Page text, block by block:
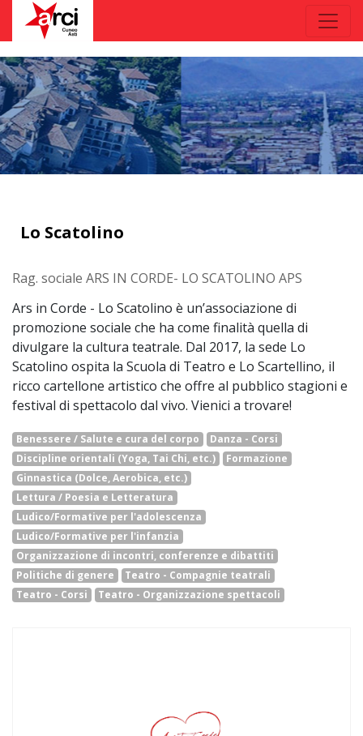
Lo Scatolino
Rag. sociale ARS IN CORDE- LO SCATOLINO APS
Ars in Corde - Lo Scatolino è un’associazione di
promozione sociale che ha come finalità quella di
divulgare la cultura teatrale. Dal 2017, la sede Lo
Scatolino ospita la Scuola di Teatro e Lo Scartellino, il
ricco cartellone artistico che offre al pubblico stagioni e
festival di spettacolo dal vivo. Vienici a trovare!
Benessere / Salute e cura del corpo
Danza - Corsi
Discipline orientali (Yoga, Tai Chi, etc.)
Formazione
Ginnastica (Dolce, Aerobica, etc.)
Lettura / Poesia e Letteratura
Ludico/Formative per l'adolescenza
Ludico/Formative per l'infanzia
Organizzazione di incontri, conferenze e dibattiti
Politiche di genere
Teatro - Compagnie teatrali
Teatro - Corsi
Teatro - Organizzazione spettacoli